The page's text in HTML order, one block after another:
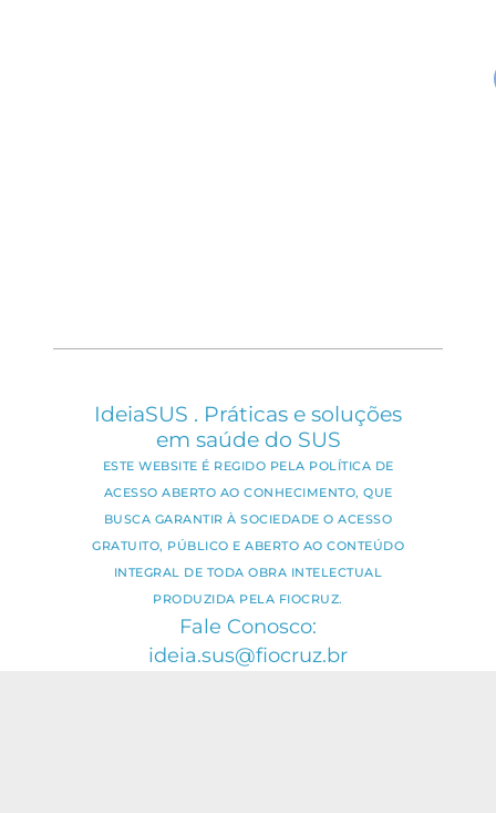
IdeiaSUS . Práticas e soluções
em saúde do SUS
ESTE WEBSITE É REGIDO PELA POLÍTICA DE
ACESSO ABERTO AO CONHECIMENTO, QUE
BUSCA GARANTIR À SOCIEDADE O ACESSO
GRATUITO, PÚBLICO E ABERTO AO CONTEÚDO
INTEGRAL DE TODA OBRA INTELECTUAL
PRODUZIDA PELA FIOCRUZ.
Fale Conosco:
ideia.sus@fiocruz.br